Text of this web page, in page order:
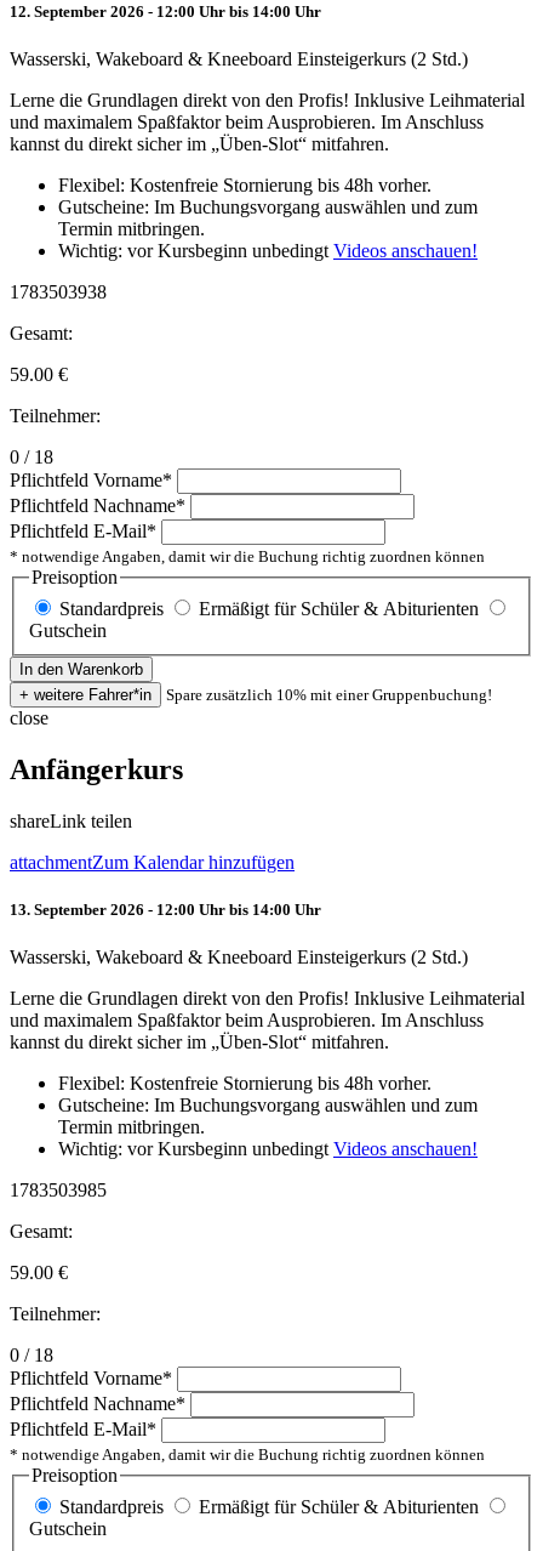
12. September 2026 - 12:00 Uhr bis 14:00 Uhr
Wasserski, Wakeboard & Kneeboard Einsteigerkurs (2 Std.)
Lerne die Grundlagen direkt von den Profis! Inklusive Leihmaterial
und maximalem Spaßfaktor beim Ausprobieren. Im Anschluss
kannst du direkt sicher im „Üben-Slot“ mitfahren.
Flexibel: Kostenfreie Stornierung bis 48h vorher.
Gutscheine: Im Buchungsvorgang auswählen und zum
Termin mitbringen.
Wichtig: vor Kursbeginn unbedingt Videos anschauen!
1783503938
Gesamt:
59.00 €
Teilnehmer:
0 / 18
Pflichtfeld Vorname*
Pflichtfeld Nachname*
Pflichtfeld E-Mail*
* notwendige Angaben, damit wir die Buchung richtig zuordnen können
Preisoption
Standardpreis
Ermäßigt für Schüler & Abiturienten
Gutschein
Spare zusätzlich 10% mit einer Gruppenbuchung!
close
Anfängerkurs
shareLink teilen
attachmentZum Kalendar hinzufügen
13. September 2026 - 12:00 Uhr bis 14:00 Uhr
Wasserski, Wakeboard & Kneeboard Einsteigerkurs (2 Std.)
Lerne die Grundlagen direkt von den Profis! Inklusive Leihmaterial
und maximalem Spaßfaktor beim Ausprobieren. Im Anschluss
kannst du direkt sicher im „Üben-Slot“ mitfahren.
Flexibel: Kostenfreie Stornierung bis 48h vorher.
Gutscheine: Im Buchungsvorgang auswählen und zum
Termin mitbringen.
Wichtig: vor Kursbeginn unbedingt Videos anschauen!
1783503985
Gesamt:
59.00 €
Teilnehmer:
0 / 18
Pflichtfeld Vorname*
Pflichtfeld Nachname*
Pflichtfeld E-Mail*
* notwendige Angaben, damit wir die Buchung richtig zuordnen können
Preisoption
Standardpreis
Ermäßigt für Schüler & Abiturienten
Gutschein